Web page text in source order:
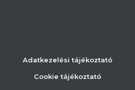
Adatkezelési tájékoztató
Cookie tájékoztató